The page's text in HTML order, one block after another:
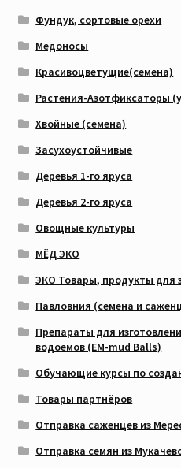
Фундук, сортовые орехи
Медоносы
Красивоцветущие(семена)
Растения-Азотфиксаторы
Хвойные (семена)
Засухоустойчивые
Деревья 1-го яруса
Деревья 2-го яруса
Овощные культуры
МЁД ЭКО
ЭКО Товары, продукты для
Павловния (семена и
Препараты для
водоемов (EM-mud Balls)
Обучающие курсы по
Товары партнёров
Отправка саженцев из
Отправка семян из